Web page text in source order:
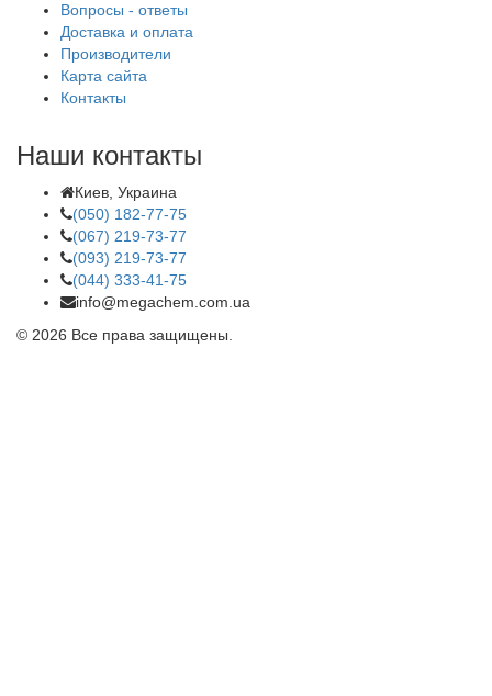
Вопросы - ответы
Доставка и оплата
Производители
Карта сайта
Контакты
Наши контакты
Киев, Украина
(050) 182-77-75
(067) 219-73-77
(093) 219-73-77
(044) 333-41-75
info@megachem.com.ua
© 2026 Все права защищены.